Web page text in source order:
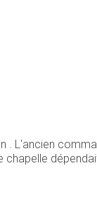
. L'ancien